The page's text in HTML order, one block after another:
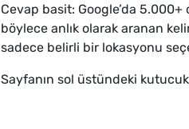
Cevap basit: Google’da
böylece anlık olarak aranan
sadece belirli bir lokasyonu
Sayfanın sol üstündeki